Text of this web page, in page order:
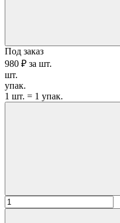
Под заказ
980 ₽ за шт.
шт.
упак.
1 шт. = 1 упак.